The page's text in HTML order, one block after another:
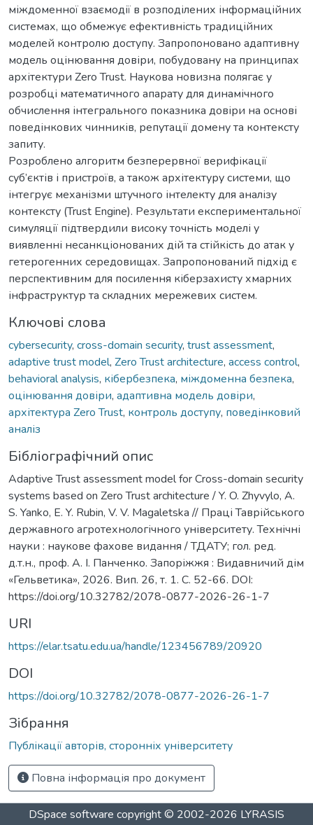
міждоменної взаємодії в розподілених інформаційних
системах, що обмежує ефективність традиційних
моделей контролю доступу. Запропоновано адаптивну
модель оцінювання довіри, побудовану на принципах
архітектури Zero Trust. Наукова новизна полягає у
розробці математичного апарату для динамічного
обчислення інтегрального показника довіри на основі
поведінкових чинників, репутації домену та контексту
запиту.
Розроблено алгоритм безперервної верифікації
суб’єктів і пристроїв, а також архітектуру системи, що
інтегрує механізми штучного інтелекту для аналізу
контексту (Trust Engine). Результати експериментальної
симуляції підтвердили високу точність моделі у
виявленні несанкціонованих дій та стійкість до атак у
гетерогенних середовищах. Запропонований підхід є
перспективним для посилення кіберзахисту хмарних
інфраструктур та складних мережевих систем.
Ключові слова
cybersecurity, cross-domain security, trust assessment,
adaptive trust model, Zero Trust architecture, access control,
behavioral analysis, кібербезпека, міждоменна безпека,
оцінювання довіри, адаптивна модель довіри,
архітектура Zero Trust, контроль доступу, поведінковий
аналіз
Бібліографічний опис
Adaptive Trust assessment model for Cross-domain security
systems based on Zero Trust architecture / Y. O. Zhyvylo, A.
S. Yanko, E. Y. Rubin, V. V. Magaletska // Праці Таврійського
державного агротехнологічного університету. Технічні
науки : наукове фахове видання / ТДАТУ; гол. ред.
д.т.н., проф. А. І. Панченко. Запоріжжя : Видавничий дім
«Гельветика», 2026. Вип. 26, т. 1. С. 52-66. DOI:
https://doi.org/10.32782/2078-0877-2026-26-1-7
URI
https://elar.tsatu.edu.ua/handle/123456789/20920
DOI
https://doi.org/10.32782/2078-0877-2026-26-1-7
Зібрання
Публікації авторів, сторонніх університету
Повна інформація про документ
DSpace software copyright © 2002-2026 LYRASIS